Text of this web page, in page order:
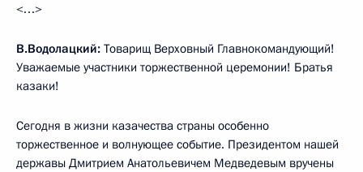
<…>
В.Водолацкий: Товарищ Верховный Главнокомандующий!
Уважаемые участники торжественной церемонии! Братья
казаки!
Сегодня в жизни казачества страны особенно
торжественное и волнующее событие. Президентом нашей
державы Дмитрием Анатольевичем Медведевым вручены